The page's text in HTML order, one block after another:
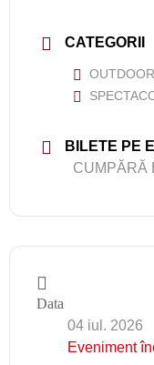
CATEGORII
OUTDOOR
BILETE PE
CUMPĂRĂ
Data
04 iul. 2026
Eveniment